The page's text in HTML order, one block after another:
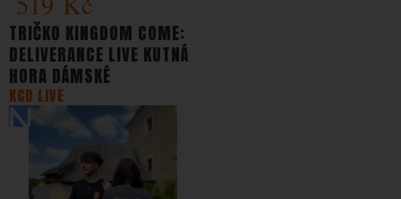
TRIČKO KINGDOM COME:
DELIVERANCE LIVE KUTNÁ
HORA DÁMSKÉ
KCD LIVE